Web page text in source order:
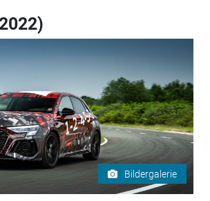
Bildergalerie